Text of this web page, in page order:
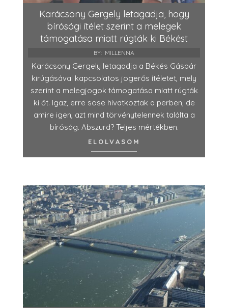
Karácsony Gergely letagadja, hogy
bírósági ítélet szerint a melegek
támogatása miatt rúgták ki Békést
BY: MILLENNA
Karácsony Gergely letagadja a Békés Gáspár
kirúgásával kapcsolatos jogerős ítéletet, mely
szerint a melegjogok támogatása miatt rúgták
ki őt. Igaz, erre sose hivatkoztak a perben, de
amire igen, azt mind törvénytelennek találta a
bíróság. Abszurd? Teljes mértékben.
ELOLVASOM